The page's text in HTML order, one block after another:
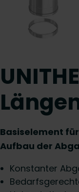
Basiselement
Aufbau der
Konstanter